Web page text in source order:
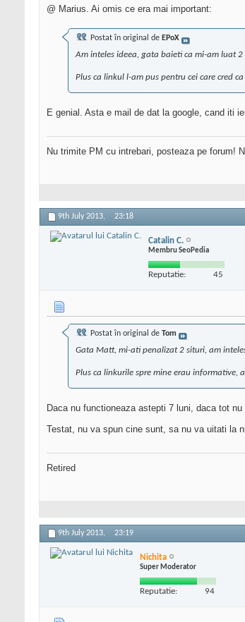
@ Marius. Ai omis ce era mai important:
Postat în original de EPoX
Am inteles ideea, gata baieti ca mi-am luat
Plus ca linkul l-am pus pentru cei care cred
E genial. Asta e mail de dat la google, cand iti
Nu trimite PM cu intrebari, posteaza pe forum!
9th July 2013, 23:18
Catalin C.
Membru SeoPedia
Reputatie: 45
Postat în original de Tom
Gata Matt, mi-ati penalizat 2 situri, am
Plus ca linkurile spre mine erau informative,
Daca nu functioneaza astepti 7 luni, daca tot
Testat, nu va spun cine sunt, sa nu va uitati la
Retired
9th July 2013, 23:19
Nichita
Super Moderator
Reputatie: 94